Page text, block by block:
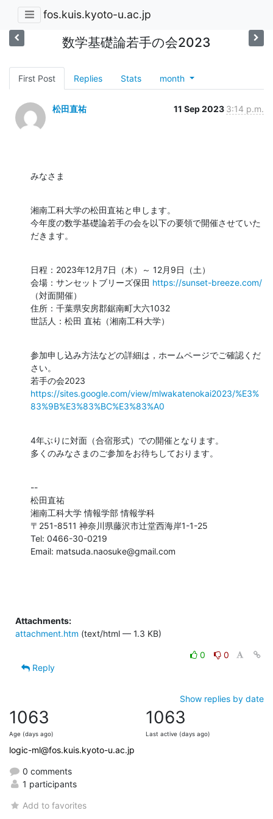
fos.kuis.kyoto-u.ac.jp
数学基礎論若手の会2023
First Post Replies Stats month
松田直祐 11 Sep 2023 3:14 p.m.
みなさま
湘南工科大学の松田直祐と申します。
今年度の数学基礎論若手の会を以下の要領で開催させていた
だきます。
日程：2023年12月7日（木）～ 12月9日（土）
会場：サンセットブリーズ保田 https://sunset-breeze.com/
（対面開催）
住所：千葉県安房郡鋸南町大六1032
世話人：松田 直祐（湘南工科大学）
参加申し込み方法などの詳細は，ホームページでご確認くだ
さい。
https://sites.google.com/view/mlwakatenokai2023/%E3%
83%9B%E3%83%BC%E3%83%A0
4年ぶりに対面（合宿形式）での開催となります。
多くのみなさまのご参加をお待ちしております。
--
松田直祐
湘南工科大学 情報学部 情報学科
〒251-8511 神奈川県藤沢市辻堂西海岸1-1-25
Tel: 0466-30-0219
Email: matsuda.naosuke@gmail.com
Attachments:
attachment.htm (text/html — 1.3 KB)
0
0
Reply
Show replies by date
1063
Age (days ago)
1063
Last active (days ago)
logic-ml@fos.kuis.kyoto-u.ac.jp
0 comments
1 participants
Add to favorites